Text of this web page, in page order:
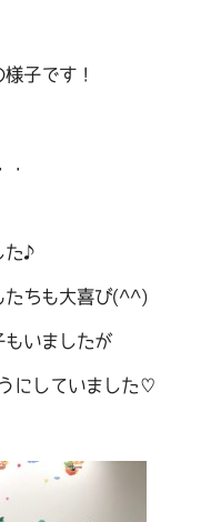
子です！
．
た♪
たちも大喜び(^^)
もいましたが
にしていました♡